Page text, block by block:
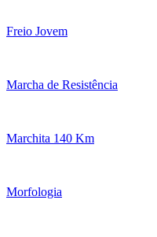
Freio Jovem
Marcha de Resistência
Marchita 140 Km
Morfologia